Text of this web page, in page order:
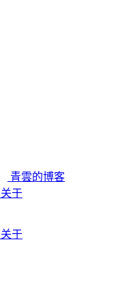
青雲的博客
关于
关于